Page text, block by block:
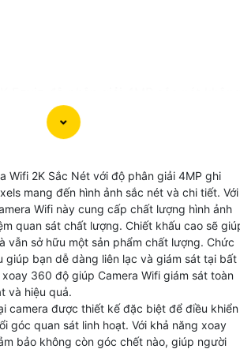
hảo cho ngôi nhà của bạn mà còn
minh và hiện đại. Với công nghệ
điều kiện ánh sáng yếu. Khả năng
hợp giúp bạn có thể giao tiếp dễ
mọi lúc mọi nơi. 🦉 Nét cần nghĩ đến
giải 2k tính năng báo động chống
và ngôi nhà của bạn hiệu quả hơn.
thông minh mà bạn không nên
Wifi 2K Sắc Nét với độ phân giải 4MP ghi
mang đến hình ảnh sắc nét và chi tiết. Với
Wifi này cung cấp chất lượng hình ảnh
quan sát chất lượng. Chiết khấu cao sẽ
vẫn sở hữu một sản phẩm chất lượng. Chức
giúp bạn dễ dàng liên lạc và giám sát tại bất
360 độ giúp Camera Wifi giám sát toàn
và hiệu quả.
camera được thiết kế đặc biệt để điều khiển
góc quan sát linh hoạt. Với khả năng xoay
bảo không còn góc chết nào, giúp người